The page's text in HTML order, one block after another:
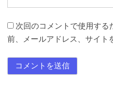
次回のコメントで使用する
前、メールアドレス、サイト